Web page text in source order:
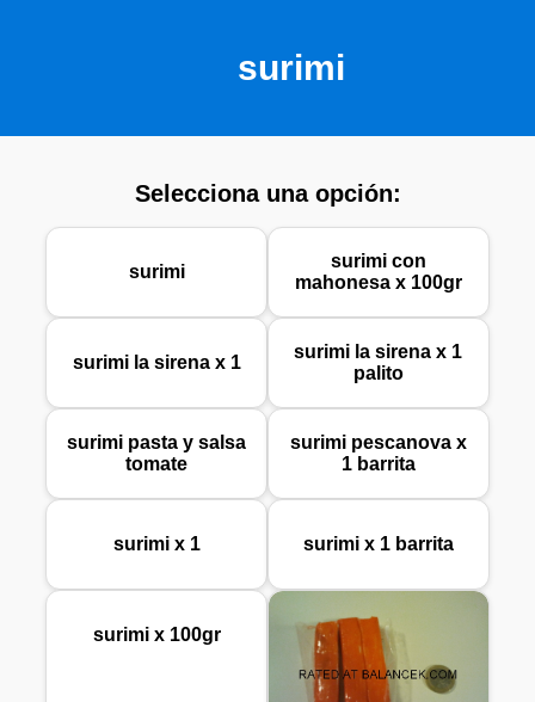
surimi
Selecciona una opción:
surimi
surimi con
mahonesa x 100gr
surimi la sirena x 1
surimi la sirena x 1
palito
surimi pasta y salsa
tomate
surimi pescanova x
1 barrita
surimi x 1 surimi x 1 barrita
surimi x 100gr